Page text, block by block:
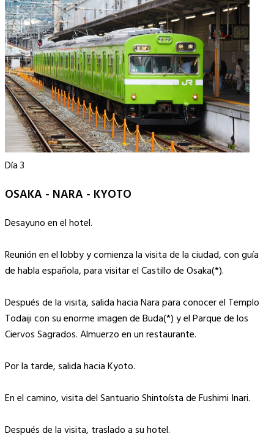
Día 3
OSAKA - NARA - KYOTO
Desayuno en el hotel.
Reunión en el lobby y comienza la visita de la ciudad, con guía
de habla española, para visitar el Castillo de Osaka(*).
Después de la visita, salida hacia Nara para conocer el Templo
Todaiji con su enorme imagen de Buda(*) y el Parque de los
Ciervos Sagrados. Almuerzo en un restaurante.
Por la tarde, salida hacia Kyoto.
En el camino, visita del Santuario Shintoísta de Fushimi Inari.
Después de la visita, traslado a su hotel.